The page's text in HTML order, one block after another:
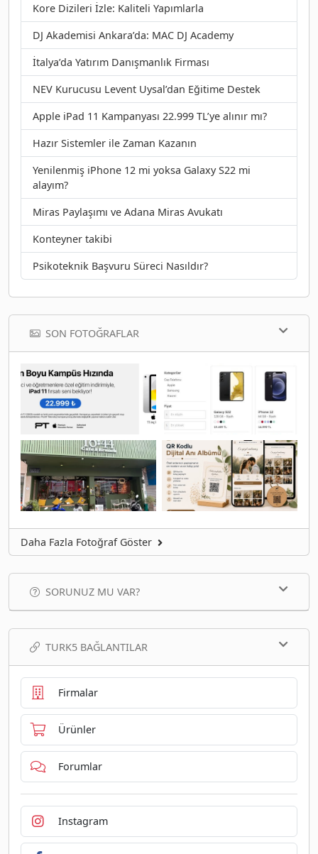
Kore Dizileri İzle: Kaliteli Yapımlarla
DJ Akademisi Ankara’da: MAC DJ Academy
İtalya’da Yatırım Danışmanlık Firması
NEV Kurucusu Levent Uysal’dan Eğitime Destek
Apple iPad 11 Kampanyası 22.999 TL’ye alınır mı?
Hazır Sistemler ile Zaman Kazanın
Yenilenmiş iPhone 12 mi yoksa Galaxy S22 mi
alayım?
Miras Paylaşımı ve Adana Miras Avukatı
Konteyner takibi
Psikoteknik Başvuru Süreci Nasıldır?
SON FOTOĞRAFLAR
Daha Fazla Fotoğraf Göster
SORUNUZ MU VAR?
TURK5 BAĞLANTILAR
Firmalar
Ürünler
Forumlar
Instagram